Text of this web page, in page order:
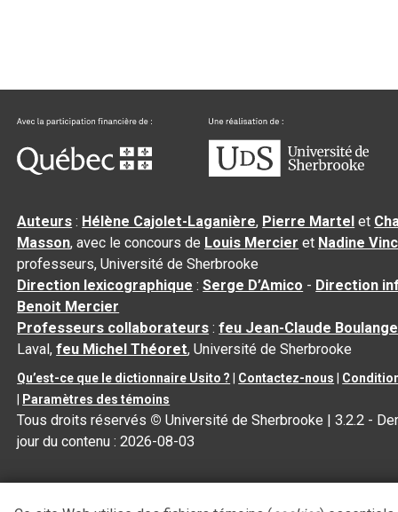
Auteurs : Hélène Cajolet-Laganière, Pierre Martel et
Masson, avec le concours de Louis Mercier et Nadine
professeurs, Université de Sherbrooke
Direction lexicographique :Serge D’Amico - Direction
Benoit Mercier
Professeurs collaborateurs :feu Jean-Claude
Laval,feu Michel Théoret, Université de Sherbrooke
Qu’est-ce que le dictionnaire Usito ? Contactez-nous
Paramètres des témoins
Tous droits réservés © Université de Sherbrooke |3.2.2 -
jour du contenu :2026-08-03